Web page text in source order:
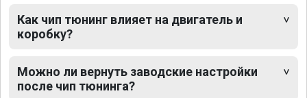
Как чип тюнинг влияет на двигатель и
коробку?
Можно ли вернуть заводские настройки
после чип тюнинга?